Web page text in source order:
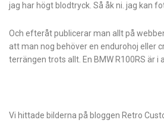
jag har högt blodtryck. Så åk ni. jag kan
Och efteråt publicerar man allt på
att man nog behöver en endurohoj eller
terrängen trots allt. En BMW R100RS är i
Vi hittade bilderna på bloggen Retro